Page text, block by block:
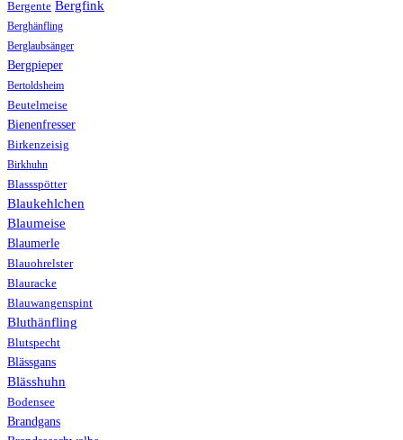
Bergente Bergfink
Berghänfling
Berglaubsänger
Bergpieper
Bertoldsheim
Beutelmeise
Bienenfresser
Birkenzeisig
Birkhuhn
Blassspötter
Blaukehlchen
Blaumeise
Blaumerle
Blauohrelster
Blauracke
Blauwangenspint
Bluthänfling
Blutspecht
Blässgans
Blässhuhn
Bodensee
Brandgans